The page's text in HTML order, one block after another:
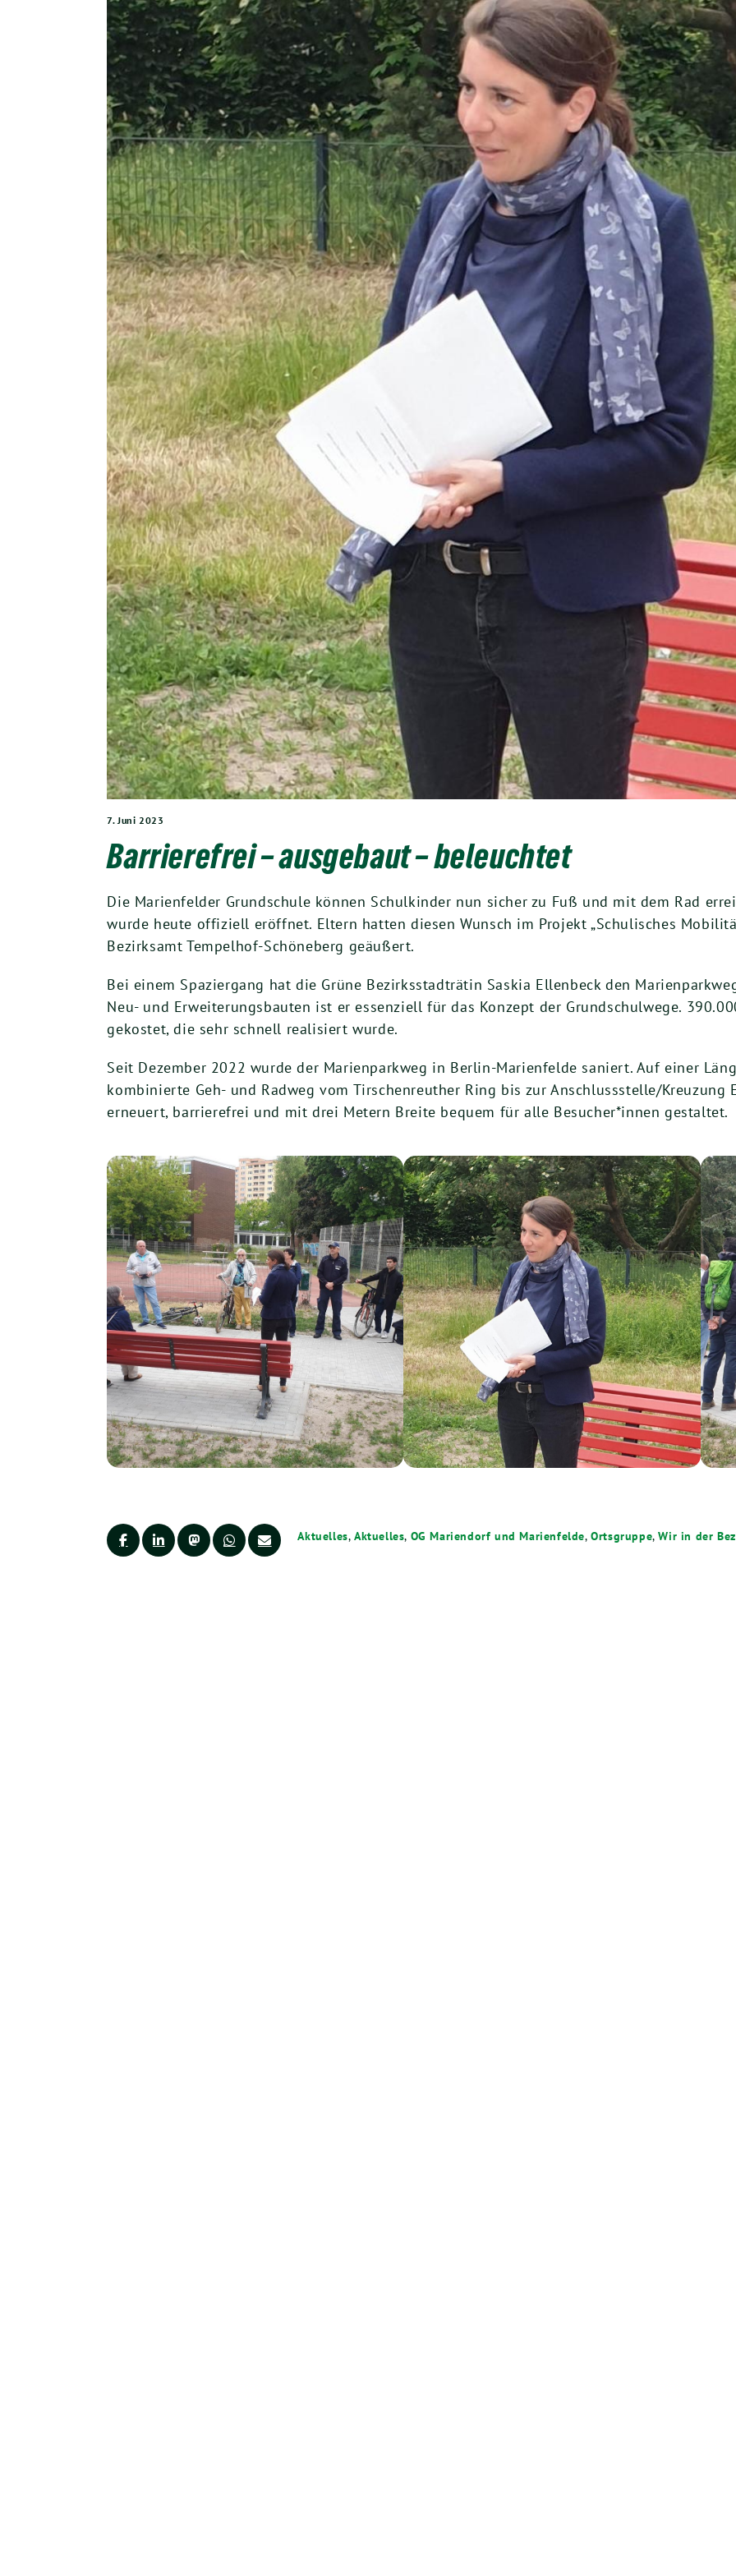
7. Juni 2023
Barrierefrei – ausgebaut – beleuchtet
Die Marienfelder Grundschule können Schulkinder nun sicher zu Fuß und mit dem Rad
wurde heute offiziell eröffnet. Eltern hatten diesen Wunsch im Projekt „Schulisches
Bezirksamt Tempelhof-Schöneberg geäußert.
Bei einem Spaziergang hat die Grüne Bezirksstadträtin Saskia Ellenbeck den
Neu- und Erweiterungsbauten ist er essenziell für das Konzept der Grundschulwege.
gekostet, die sehr schnell realisiert wurde.
Seit Dezember 2022 wurde der Marienparkweg in Berlin-Marienfelde saniert. Auf einer
kombinierte Geh- und Radweg vom Tirschenreuther Ring bis zur Anschlussstelle/Kreuzung
erneuert, barrierefrei und mit drei Metern Breite bequem für alle Besucher*innen gestaltet.
Aktuelles, Aktuelles, OG Mariendorf und Marienfelde,Ortsgruppe,Wir in der